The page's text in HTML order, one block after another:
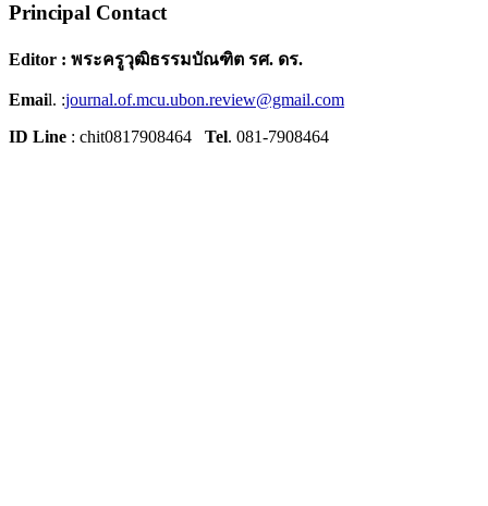
Principal Contact
Editor : พระครูวุฒิธรรมบัณฑิต รศ. ดร.
Email. :journal.of.mcu.ubon.review@gmail.com
ID Line : chit0817908464 Tel. 081-7908464